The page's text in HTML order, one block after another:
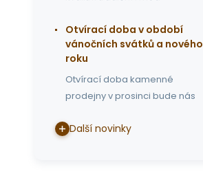
Otvírací doba v období
vánočních svátků a nového
roku
Otvírací doba kamenné
prodejny v prosinci bude nás
Další novinky